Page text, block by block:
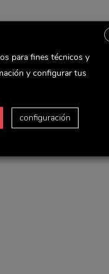
para fines técnicos y
y configurar tus
configuración